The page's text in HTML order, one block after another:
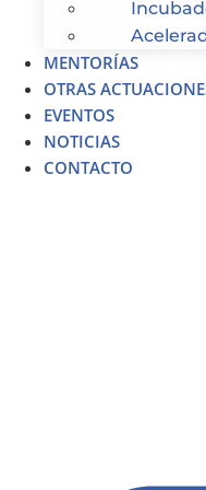
MENTORÍAS
OTRAS
EVENTOS
NOTICIAS
CONTACTO